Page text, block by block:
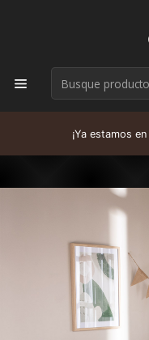
¡Ya estamos en